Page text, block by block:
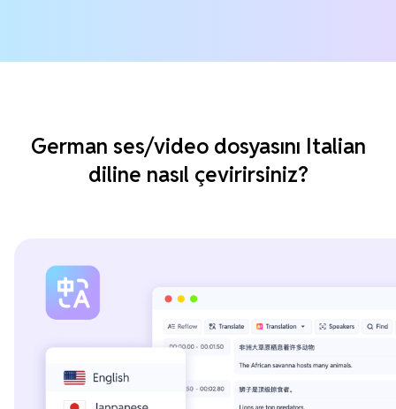
German ses/video dosyasını Italian
diline nasıl çevirirsiniz?